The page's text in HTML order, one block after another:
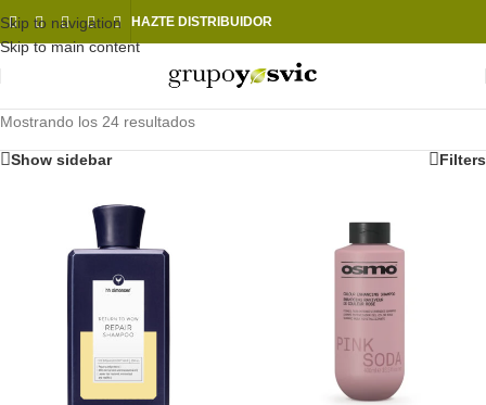
Skip to navigation
Skip to main content
HAZTE DISTRIBUIDOR
Mostrando los 24 resultados
Show sidebar Filters